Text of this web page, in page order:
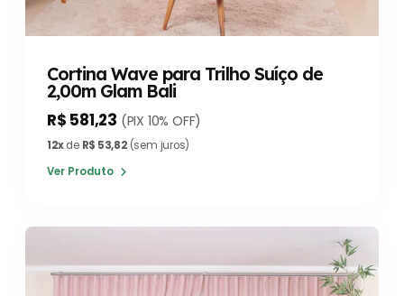
Cortina Wave para Trilho Suíço de
2,00m Glam Bali
R$ 581,23 (PIX 10% OFF)
12xde R$ 53,82(sem juros)
Ver Produto